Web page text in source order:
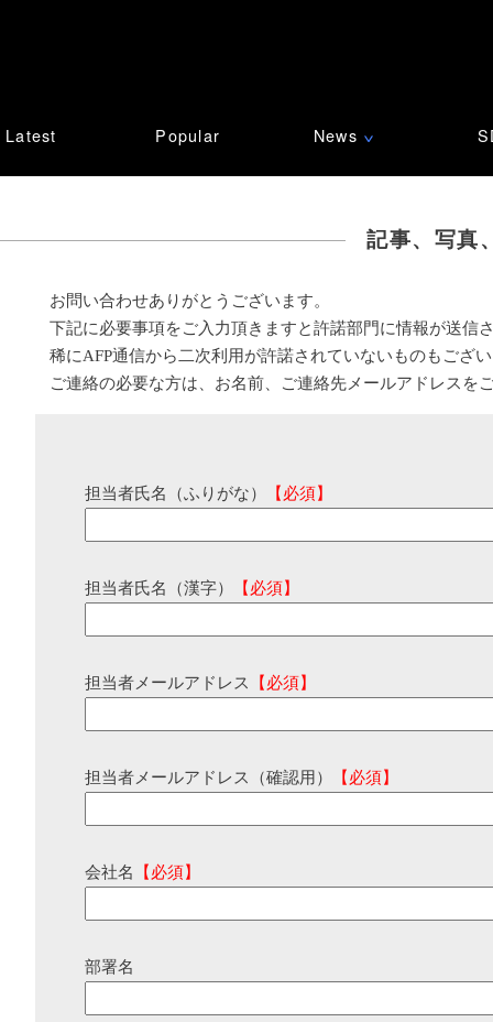
Latest Popular News ∨
記事、写真
お問い合わせありがとうございます。
下記に必要事項をご入力頂きますと許諾部門に情報が送信
稀にAFP通信から二次利用が許諾されていないものもござ
ご連絡の必要な方は、お名前、ご連絡先メールアドレスを
担当者氏名（ふりがな） 【必須】
担当者氏名（漢字） 【必須】
担当者メールアドレス 【必須】
担当者メールアドレス（確認用） 【必須】
会社名 【必須】
部署名